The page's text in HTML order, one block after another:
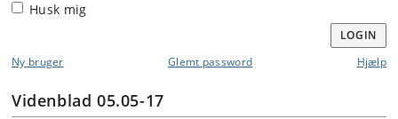
Husk mig
LOGIN
Ny bruger
Glemt password Hjælp
Videnblad 05.05-17